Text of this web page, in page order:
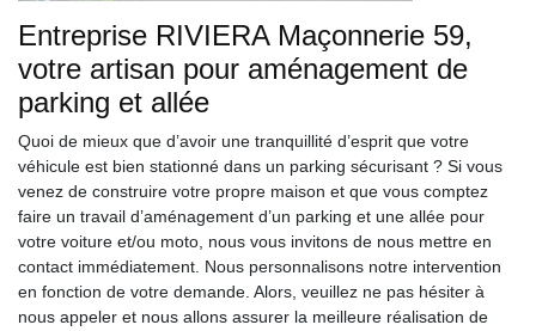
Entreprise RIVIERA Maçonnerie 59,
votre artisan pour aménagement de
parking et allée
Quoi de mieux que d’avoir une tranquillité d’esprit que votre
véhicule est bien stationné dans un parking sécurisant ? Si vous
venez de construire votre propre maison et que vous comptez
faire un travail d’aménagement d’un parking et une allée pour
votre voiture et/ou moto, nous vous invitons de nous mettre en
contact immédiatement. Nous personnalisons notre intervention
en fonction de votre demande. Alors, veuillez ne pas hésiter à
nous appeler et nous allons assurer la meilleure réalisation de